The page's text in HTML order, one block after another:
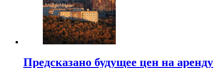
Предсказано будущее цен на аренду